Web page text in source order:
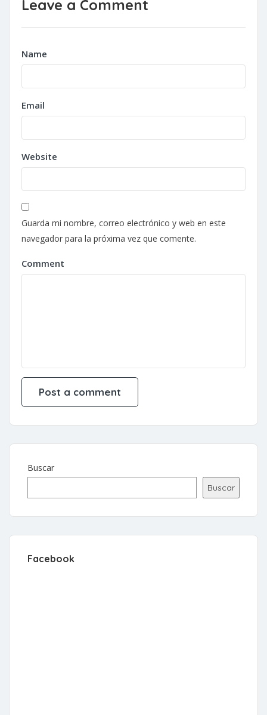
Leave a Comment
Name
Email
Website
Guarda mi nombre, correo electrónico y web en este
navegador para la próxima vez que comente.
Comment
Buscar
Buscar
Facebook